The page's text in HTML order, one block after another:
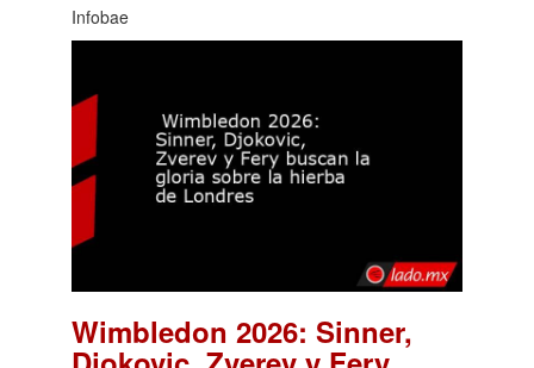
Infobae
Wimbledon 2026: Sinner,